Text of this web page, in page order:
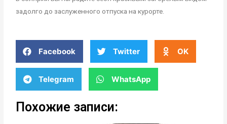
задолго до заслуженного отпуска на курорте.
Facebook Twitter OK
Telegram WhatsApp
Похожие записи: